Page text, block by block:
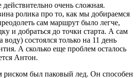
очень сложная.
ролика про то, как мы добираемся
сам маршрут было легче,
и добраться до точки старта. А сам
воду) состоялся только на 11 день
А сколько еще проблем осталось
Антон.
был паковый лед. Он способен